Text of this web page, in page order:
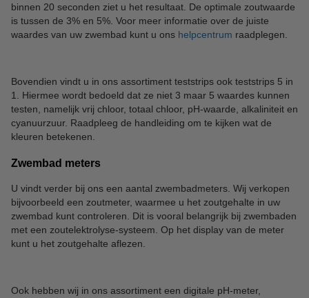
binnen 20 seconden ziet u het resultaat. De optimale zoutwaarde
is tussen de 3% en 5%. Voor meer informatie over de juiste
waardes van uw zwembad kunt u ons helpcentrum raadplegen.
Bovendien vindt u in ons assortiment teststrips ook teststrips 5 in
1. Hiermee wordt bedoeld dat ze niet 3 maar 5 waardes kunnen
testen, namelijk vrij chloor, totaal chloor, pH-waarde, alkaliniteit en
cyanuurzuur. Raadpleeg de handleiding om te kijken wat de
kleuren betekenen.
Zwembad meters
U vindt verder bij ons een aantal zwembadmeters. Wij verkopen
bijvoorbeeld een zoutmeter, waarmee u het zoutgehalte in uw
zwembad kunt controleren. Dit is vooral belangrijk bij zwembaden
met een zoutelektrolyse-systeem. Op het display van de meter
kunt u het zoutgehalte aflezen.
Ook hebben wij in ons assortiment een digitale pH-meter,